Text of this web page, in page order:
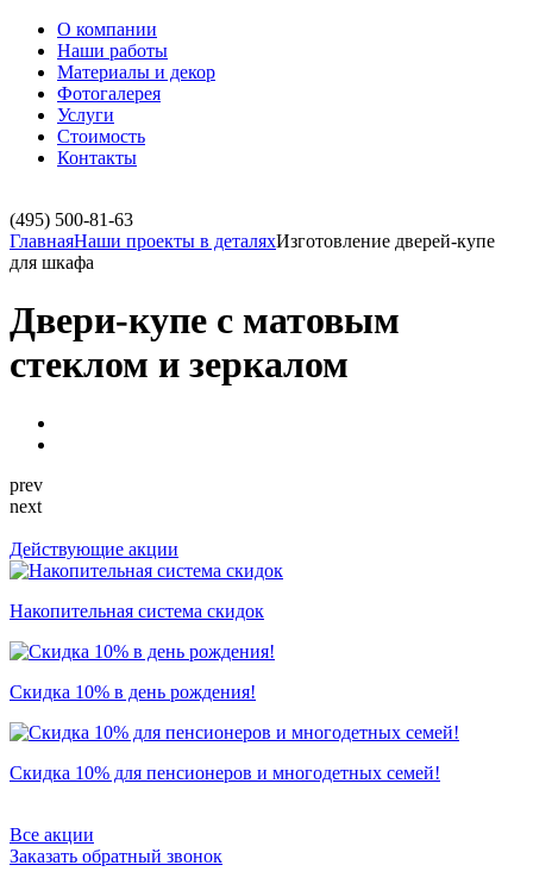
О компании
Наши работы
Материалы и декор
Фотогалерея
Услуги
Стоимость
Контакты
(495) 500-81-63
ГлавнаяНаши проекты в деталяхИзготовление дверей-купе
для шкафа
Двери-купе с матовым
стеклом и зеркалом
prev
next
Действующие акции
Накопительная система скидок
Скидка 10% в день рождения!
Скидка 10% для пенсионеров и многодетных семей!
Все акции
Заказать обратный звонок